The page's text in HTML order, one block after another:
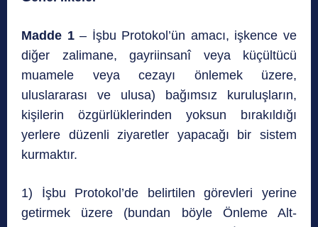
Madde 1– İşbu Protokol’ün amacı, işkence ve
diğer zalimane, gayriinsanî veya küçültücü
muamele veya cezayı önlemek üzere,
uluslararası ve ulusa) bağımsız kuruluşların,
kişilerin özgürlüklerinden yoksun bırakıldığı
yerlere düzenli ziyaretler yapacağı bir sistem
kurmaktır.
1) İşbu Protokol’de belirtilen görevleri yerine
getirmek üzere (bundan böyle Önleme Alt-